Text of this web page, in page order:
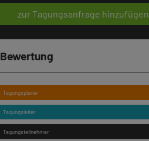
zur Tagungsanfrage hinzufügen
Bewertung
Tagungsplaner
Tagungsleiter
Tagungsteilnehmer